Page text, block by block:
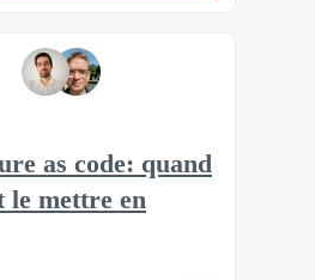
as code: quand
le mettre en